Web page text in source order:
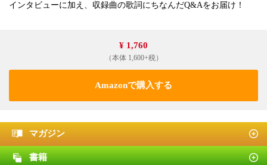
インタビューに加え、収録曲の歌詞にちなんだQ&Aをお届け！
¥ 1,760
（本体 1,600+税）
Amazonで購入する
マガジン
書籍